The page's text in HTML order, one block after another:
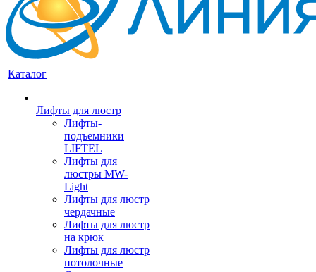
Каталог
Лифты для люстр
Лифты-
подъемники
LIFTEL
Лифты для
люстры MW-
Light
Лифты для люстр
чердачные
Лифты для люстр
на крюк
Лифты для люстр
потолочные